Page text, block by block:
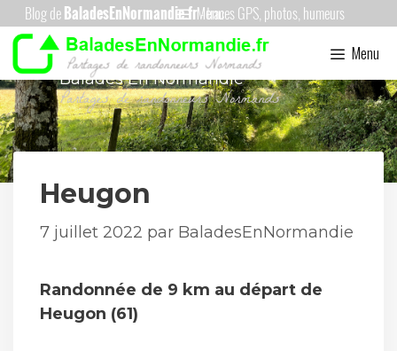
Aller
au
contenu
Menu
Menu
Balades En Normandie
Heugon
7 juillet 2022 par BaladesEnNormandie
Randonnée de 9 km au départ de
Heugon (61)